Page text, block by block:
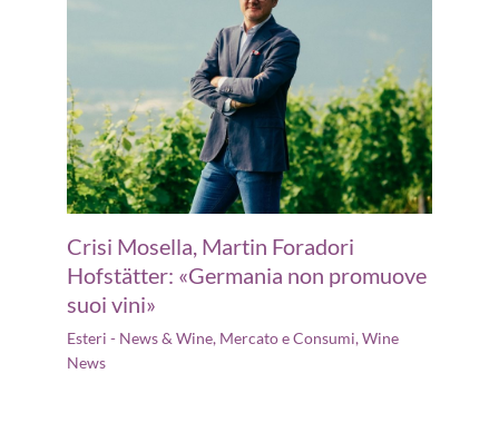
Crisi Mosella, Martin Foradori
Hofstätter: «Germania non promuove
suoi vini»
Esteri - News & Wine, Mercato e Consumi,Wine
News